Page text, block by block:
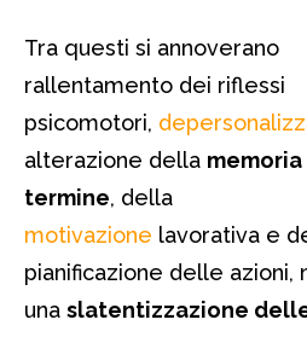
Tra questi si annoverano
rallentamento dei riflessi
psicomotori,
alterazione della
termine, della
motivazione lavorativa e
pianificazione delle azioni,
una slatentizzazione